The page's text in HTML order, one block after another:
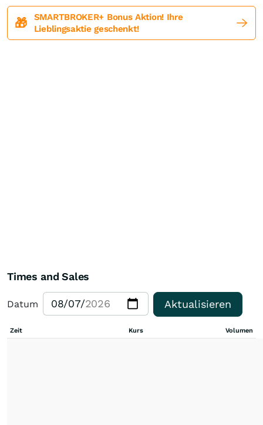
🎁
SMARTBROKER+ Bonus Aktion! Ihre
Lieblingsaktie geschenkt!
Times and Sales
Datum Aktualisieren
Zeit Kurs Volumen